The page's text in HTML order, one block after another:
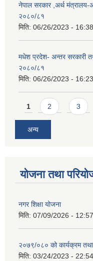
नेपाल सरकार ,अर्थ मंत्रालय-
२०८०/८१
मिति: 06/26/2023 - 16:38
मधेश प्रदेश- अन्तर सरकारी
२०८०/८१
मिति: 06/26/2023 - 16:23
Pages
1 2 3
अन्य
योजना तथा
नगर शिक्षा योजना
मिति: 07/09/2026 - 12:57
२०७९/०८० को कार्यक्रम
मिति: 03/24/2023 - 22:54